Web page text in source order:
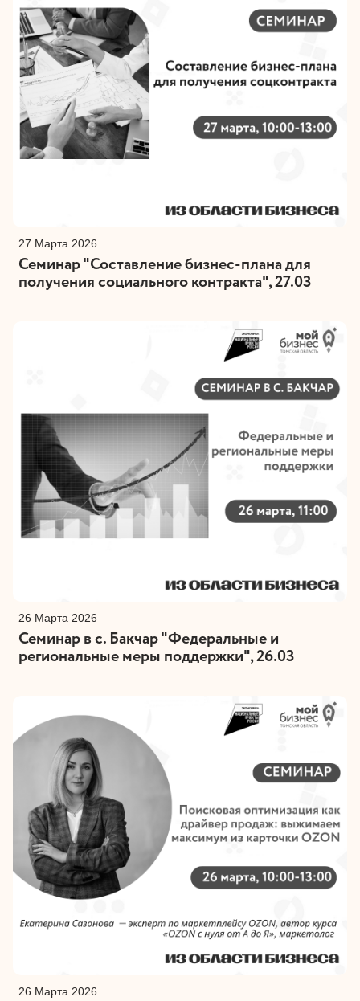
27 Марта 2026
Семинар "Составление бизнес-плана для
получения социального контракта", 27.03
26 Марта 2026
Семинар в с. Бакчар "Федеральные и
региональные меры поддержки", 26.03
26 Марта 2026